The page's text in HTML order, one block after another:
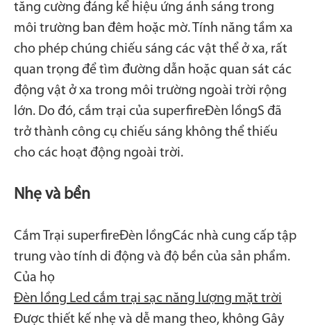
tăng cường đáng kể hiệu ứng ánh sáng trong
môi trường ban đêm hoặc mờ. Tính năng tầm xa
cho phép chúng chiếu sáng các vật thể ở xa, rất
quan trọng để tìm đường dẫn hoặc quan sát các
động vật ở xa trong môi trường ngoài trời rộng
lớn. Do đó, cắm trại của superfireĐèn lồngS đã
trở thành công cụ chiếu sáng không thể thiếu
cho các hoạt động ngoài trời.
Nhẹ và bền
Cắm Trại superfireĐèn lồngCác nhà cung cấp tập
trung vào tính di động và độ bền của sản phẩm.
Của họ
Đèn lồng Led cắm trại sạc năng lượng mặt trời
Được thiết kế nhẹ và dễ mang theo, không Gây